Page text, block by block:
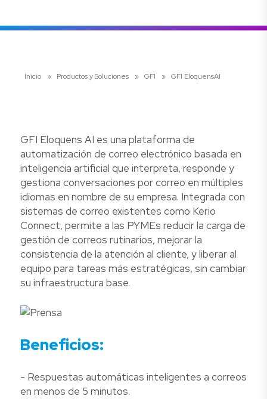
Inicio » Productos y Soluciones » GFI » GFI EloquensAI
GFI Eloquens AI es una plataforma de
automatización de correo electrónico basada en
inteligencia artificial que interpreta, responde y
gestiona conversaciones por correo en múltiples
idiomas en nombre de su empresa. Integrada con
sistemas de correo existentes como Kerio
Connect, permite a las PYMEs reducir la carga de
gestión de correos rutinarios, mejorar la
consistencia de la atención al cliente, y liberar al
equipo para tareas más estratégicas, sin cambiar
su infraestructura base.
Beneficios:
- Respuestas automáticas inteligentes a correos
en menos de 5 minutos.